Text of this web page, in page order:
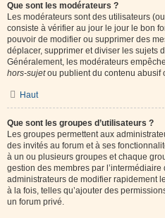
Que sont les modérateurs ?
Les modérateurs sont des utilisateurs
consiste à vérifier au jour le jour le bon
pouvoir de modifier ou supprimer des
déplacer, supprimer et diviser les sujets
Généralement, les modérateurs
hors-sujetou publient du contenu abusif
Haut
Que sont les groupes d’utilisateurs ?
Les groupes permettent aux
des invités au forum et à ses
à un ou plusieurs groupes et chaque
gestion des membres par
administrateurs de modifier rapidement
à la fois, telles qu’ajouter des
un forum privé.